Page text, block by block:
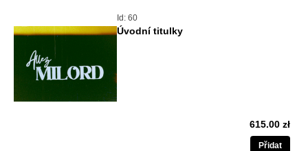
Id: 60
Úvodní titulky
615.00 zł
Přidat